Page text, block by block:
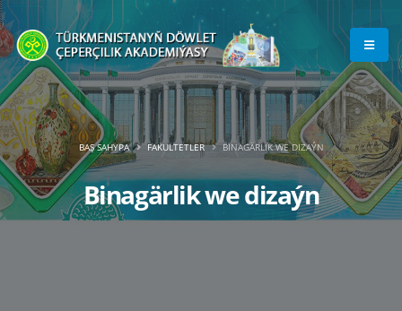
Binagärlik we dizaýn
BAŞ SAHYPA FAKULTETLER BINAGÄRLIK WE DIZAÝN